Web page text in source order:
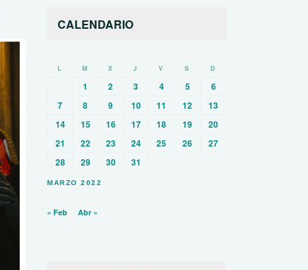
CALENDARIO
MARZO 2022
L M X J V S D
1 2 3 4 5
6
7
8 9 10 11 12
13
14
15 16 17 18 19
20
21
22 23 24 25 26
27
28
29 30 31
« Feb Abr »